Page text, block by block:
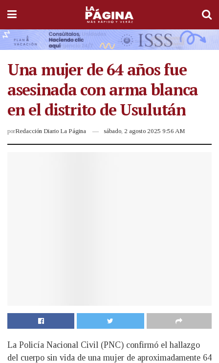
Una mujer de 64 años fue
asesinada con arma blanca
en el distrito de Usulután
porRedacción Diario La Página sábado, 2 agosto 2025 9:56 AM
La Policía Nacional Civil (PNC) confirmó el hallazgo
del cuerpo sin vida de una mujer de aproximadamente 64